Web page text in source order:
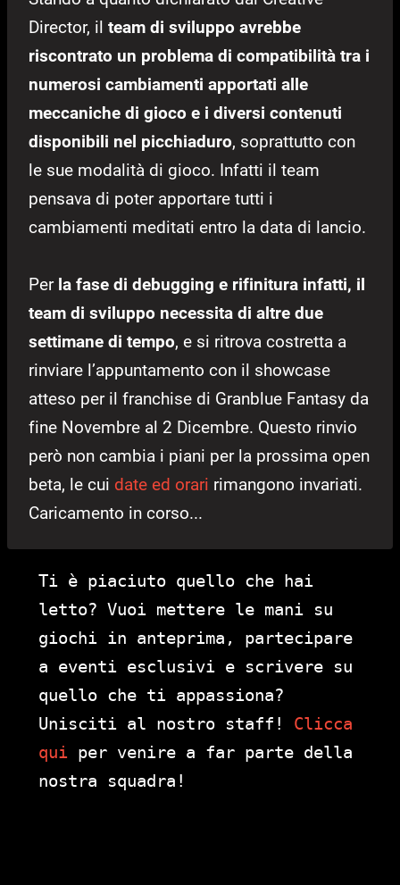
Director, il team di sviluppo avrebbe
riscontrato un problema di compatibilità tra i
numerosi cambiamenti apportati alle
meccaniche di gioco e i diversi contenuti
disponibili nel picchiaduro, soprattutto con
le sue modalità di gioco. Infatti il team
pensava di poter apportare tutti i
cambiamenti meditati entro la data di lancio.
Perla fase di debugging e rifinitura infatti, il
team di sviluppo necessita di altre due
settimane di tempo, e si ritrova costretta a
rinviare l’appuntamento con il showcase
atteso per il franchise di Granblue Fantasy da
fine Novembre al 2 Dicembre. Questo rinvio
però non cambia i piani per la prossima open
beta, le cui date ed orari rimangono invariati.
Caricamento in corso...
Ti è piaciuto quello che hai
letto? Vuoi mettere le mani su
giochi in anteprima, partecipare
a eventi esclusivi e scrivere su
quello che ti appassiona?
Unisciti al nostro staff! Clicca
qui per venire a far parte della
nostra squadra!